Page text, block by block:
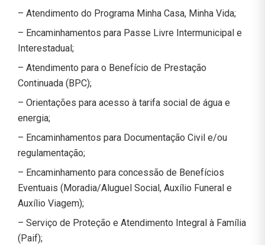
– Atendimento do Programa Minha Casa, Minha Vida;
– Encaminhamentos para Passe Livre Intermunicipal e
Interestadual;
– Atendimento para o Benefício de Prestação
Continuada (BPC);
– Orientações para acesso à tarifa social de água e
energia;
– Encaminhamentos para Documentação Civil e/ou
regulamentação;
– Encaminhamento para concessão de Benefícios
Eventuais (Moradia/Aluguel Social, Auxílio Funeral e
Auxílio Viagem);
– Serviço de Proteção e Atendimento Integral à Família
(Paif);